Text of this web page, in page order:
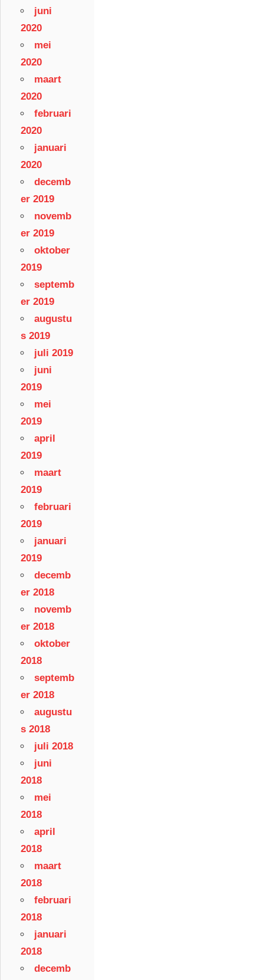
juni
2020
mei
2020
maart
2020
februari
2020
januari
2020
decemb
er 2019
novemb
er 2019
oktober
2019
septemb
er 2019
augustu
s 2019
juli 2019
juni
2019
mei
2019
april
2019
maart
2019
februari
2019
januari
2019
decemb
er 2018
novemb
er 2018
oktober
2018
septemb
er 2018
augustu
s 2018
juli 2018
juni
2018
mei
2018
april
2018
maart
2018
februari
2018
januari
2018
decemb